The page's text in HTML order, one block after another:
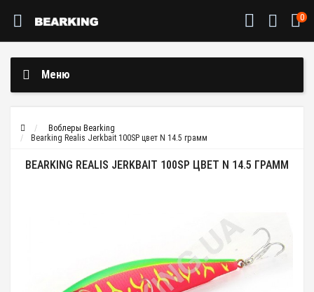
0
Меню
Воблеры Bearking
Bearking Realis Jerkbait 100SP цвет N 14.5 грамм
BEARKING REALIS JERKBAIT 100SP ЦВЕТ N 14.5 ГРАММ